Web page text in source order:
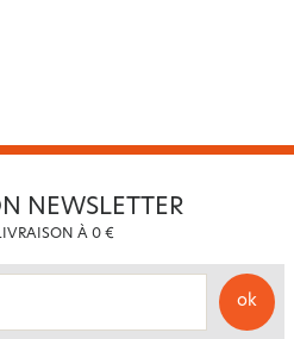
NEWSLETTER
À 0 €
ok